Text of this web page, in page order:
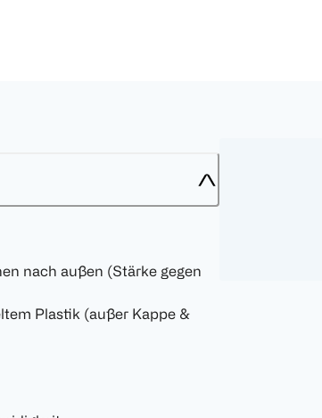
nach außen (Stärke gegen
Plastik (außer Kappe &